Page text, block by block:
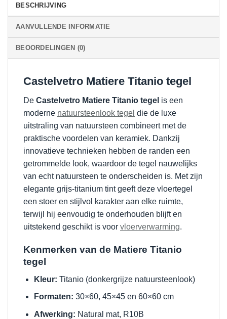
BESCHRIJVING
AANVULLENDE INFORMATIE
BEOORDELINGEN (0)
Castelvetro Matiere Titanio tegel
De Castelvetro Matiere Titanio tegel is een
moderne natuursteenlook tegel die de luxe
uitstraling van natuursteen combineert met de
praktische voordelen van keramiek. Dankzij
innovatieve technieken hebben de randen een
getrommelde look, waardoor de tegel nauwelijks
van echt natuursteen te onderscheiden is. Met zijn
elegante grijs-titanium tint geeft deze vloertegel
een stoer en stijlvol karakter aan elke ruimte,
terwijl hij eenvoudig te onderhouden blijft en
uitstekend geschikt is voor vloerverwarming.
Kenmerken van de Matiere Titanio
tegel
Kleur: Titanio (donkergrijze natuursteenlook)
Formaten: 30×60, 45×45 en 60×60 cm
Afwerking: Natural mat, R10B